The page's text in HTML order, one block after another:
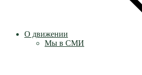
О движении
Мы в СМИ